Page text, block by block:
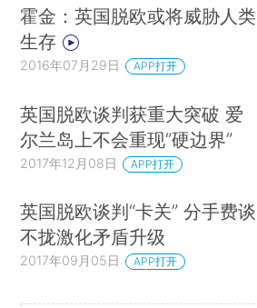
霍金：英国脱欧或将威胁人类
生存
2016年07月29日 APP打开
英国脱欧谈判获重大突破 爱
尔兰岛上不会重现“硬边界”
2017年12月08日 APP打开
英国脱欧谈判“卡关” 分手费谈
不拢激化矛盾升级
2017年09月05日 APP打开